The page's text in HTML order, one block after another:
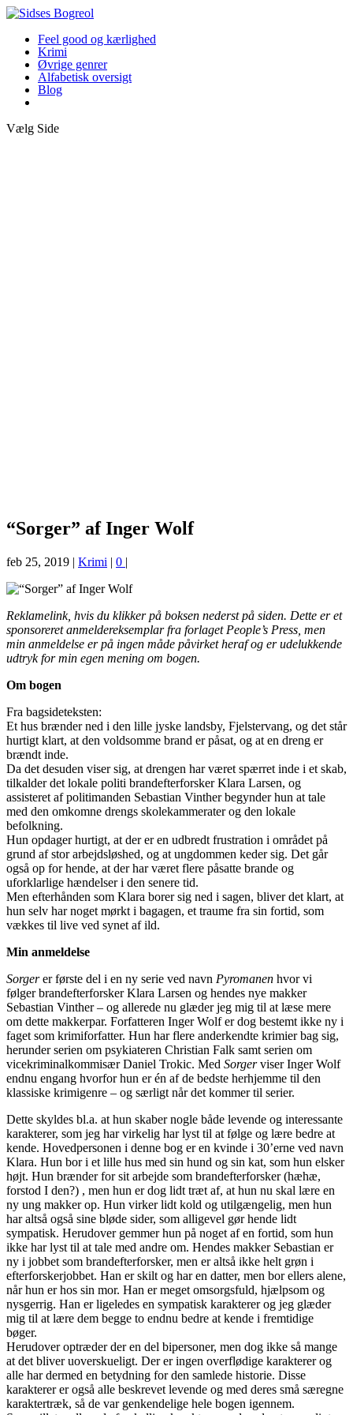
Feel good og kærlighed
Krimi
Øvrige genrer
Alfabetisk oversigt
Blog
Vælg Side
“Sorger” af Inger Wolf
feb 25, 2019 | Krimi | 0 |
Reklamelink, hvis du klikker på boksen nederst på siden. Dette er et
sponsoreret anmeldereksemplar fra forlaget People’s Press, men
min anmeldelse er på ingen måde påvirket heraf og er udelukkende
udtryk for min egen mening om bogen.
Om bogen
Fra bagsideteksten:
Et hus brænder ned i den lille jyske landsby, Fjelstervang, og det står
hurtigt klart, at den voldsomme brand er påsat, og at en dreng er
brændt inde.
Da det desuden viser sig, at drengen har været spærret inde i et skab,
tilkalder det lokale politi brandefterforsker Klara Larsen, og
assisteret af politimanden Sebastian Vinther begynder hun at tale
med den omkomne drengs skolekammerater og den lokale
befolkning.
Hun opdager hurtigt, at der er en udbredt frustration i området på
grund af stor arbejdsløshed, og at ungdommen keder sig. Det går
også op for hende, at der har været flere påsatte brande og
uforklarlige hændelser i den senere tid.
Men efterhånden som Klara borer sig ned i sagen, bliver det klart, at
hun selv har noget mørkt i bagagen, et traume fra sin fortid, som
vækkes til live ved synet af ild.
Min anmeldelse
Sorgerer første del i en ny serie ved navn Pyromanen hvor vi
følger brandefterforsker Klara Larsen og hendes nye makker
Sebastian Vinther – og allerede nu glæder jeg mig til at læse mere
om dette makkerpar. Forfatteren Inger Wolf er dog bestemt ikke ny i
faget som krimiforfatter. Hun har flere anderkendte krimier bag sig,
herunder serien om psykiateren Christian Falk samt serien om
vicekriminalkommisær Daniel Trokic. Med Sorgerviser Inger Wolf
endnu engang hvorfor hun er én af de bedste herhjemme til den
klassiske krimigenre – og særligt når det kommer til serier.
Dette skyldes bl.a. at hun skaber nogle både levende og interessante
karakterer, som jeg har virkelig har lyst til at følge og lære bedre at
kende. Hovedpersonen i denne bog er en kvinde i 30’erne ved navn
Klara. Hun bor i et lille hus med sin hund og sin kat, som hun elsker
højt. Hun brænder for sit arbejde som brandefterforsker (hæhæ,
forstod I den?) , men hun er dog lidt træt af, at hun nu skal lære en
ny ung makker op. Hun virker lidt kold og utilgængelig, men hun
har altså også sine bløde sider, som alligevel gør hende lidt
sympatisk. Herudover gemmer hun på noget af en fortid, som hun
ikke har lyst til at tale med andre om. Hendes makker Sebastian er
ny i jobbet som brandefterforsker, men er altså ikke helt grøn i
efterforskerjobbet. Han er skilt og har en datter, men bor ellers alene,
når hun er hos sin mor. Han er meget omsorgsfuld, hjælpsom og
nysgerrig. Han er ligeledes en sympatisk karakterer og jeg glæder
mig til at lære dem begge to endnu bedre at kende i fremtidige
bøger.
Herudover optræder der en del bipersoner, men dog ikke så mange
at det bliver uoverskueligt. Der er ingen overflødige karakterer og
alle har dermed en betydning for den samlede historie. Disse
karakterer er også alle beskrevet levende og med deres små særegne
karaktertræk, så de var genkendelige hele bogen igennem.